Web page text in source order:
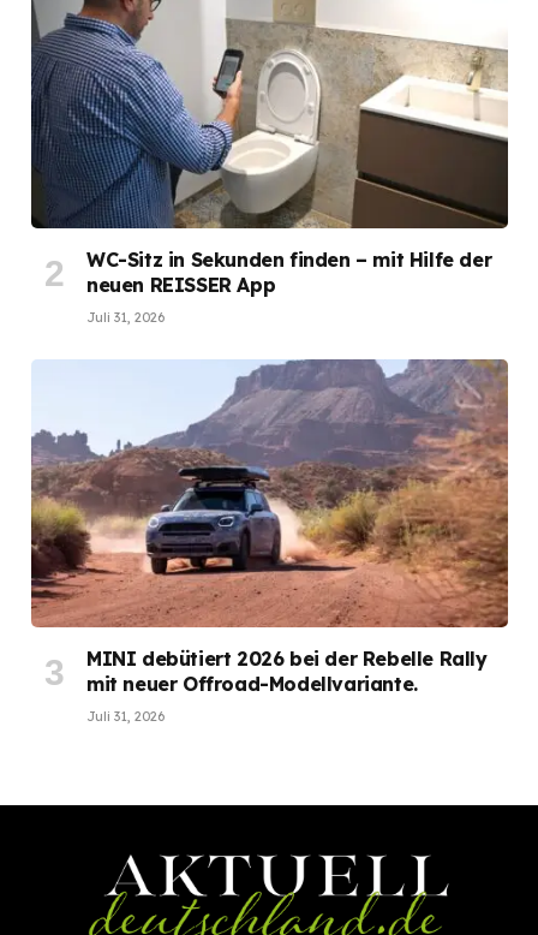
WC-Sitz in Sekunden finden – mit Hilfe der
neuen REISSER App
Juli 31, 2026
MINI debütiert 2026 bei der Rebelle Rally
mit neuer Offroad-Modellvariante.
Juli 31, 2026